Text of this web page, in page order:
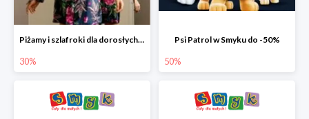
Piżamy i szlafroki dla dorosłych w Smyku do -30%
30%
Psi Patrol w Smyku do -50%
50%